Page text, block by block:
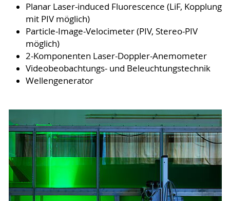
Planar Laser-induced Fluorescence (LiF, Kopplung
mit PIV möglich)
Particle-Image-Velocimeter (PIV, Stereo-PIV
möglich)
2-Komponenten Laser-Doppler-Anemometer
Videobeobachtungs- und Beleuchtungstechnik
Wellengenerator